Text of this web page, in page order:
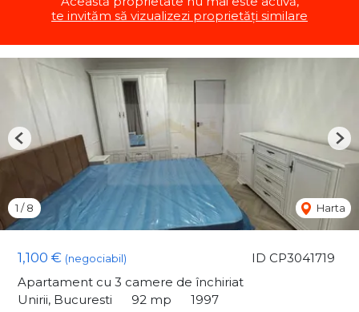
te invităm să vizualizezi proprietăți similare
ID CP3041719
1,100 € (negociabil)
Apartament cu 3 camere de închiriat
Unirii, Bucuresti
92 mp 1997
1 /8 Harta
Previous